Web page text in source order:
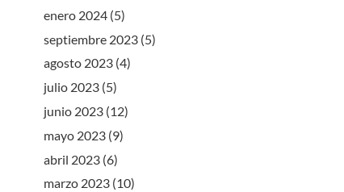
enero 2024 (5)
septiembre 2023 (5)
agosto 2023 (4)
julio 2023 (5)
junio 2023 (12)
mayo 2023 (9)
abril 2023 (6)
marzo 2023 (10)